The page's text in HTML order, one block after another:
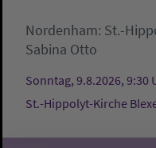
Nordenham: St.-
Sabina Otto
Sonntag, 9.8.2026, 9:30
St.-Hippolyt-Kirche